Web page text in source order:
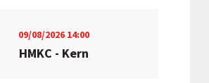
09/08/2026 14:00
HMKC - Kern